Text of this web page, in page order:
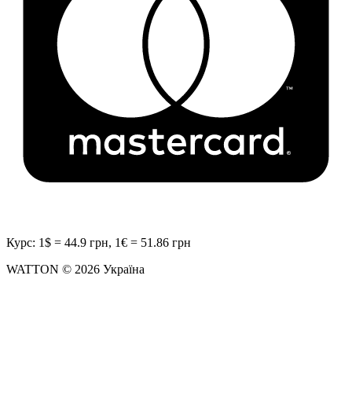
Курс: 1$ = 44.9 грн, 1€ = 51.86 грн
WATTON © 2026 Україна